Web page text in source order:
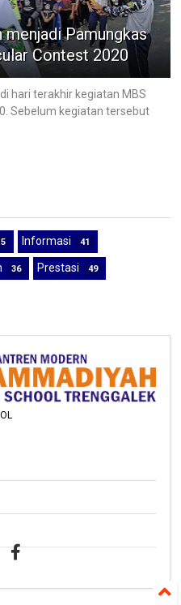
menjadi Pamungkas
Contest 2020
hari terakhir kegiatan MBS
Sebelum kegiatan tersebut
Informasi 41
36 Prestasi 49